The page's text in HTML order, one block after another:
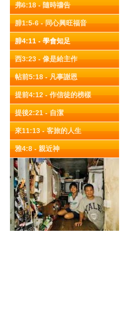
弗6:18 - 隨時禱告
腓1:5-6 - 同心興旺福音
腓4:11 - 學會知足
西3:23 - 像是給主作
帖前5:18 - 凡事謝恩
提前4:12 - 作信徒的榜樣
提後2:21 - 自潔
來11:13 - 客旅的人生
雅4:8 - 親近神